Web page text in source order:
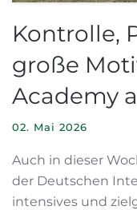
Kontrolle,
große
Academy
02. Mai 2026
Auch in dieser
der Deutschen
intensives und